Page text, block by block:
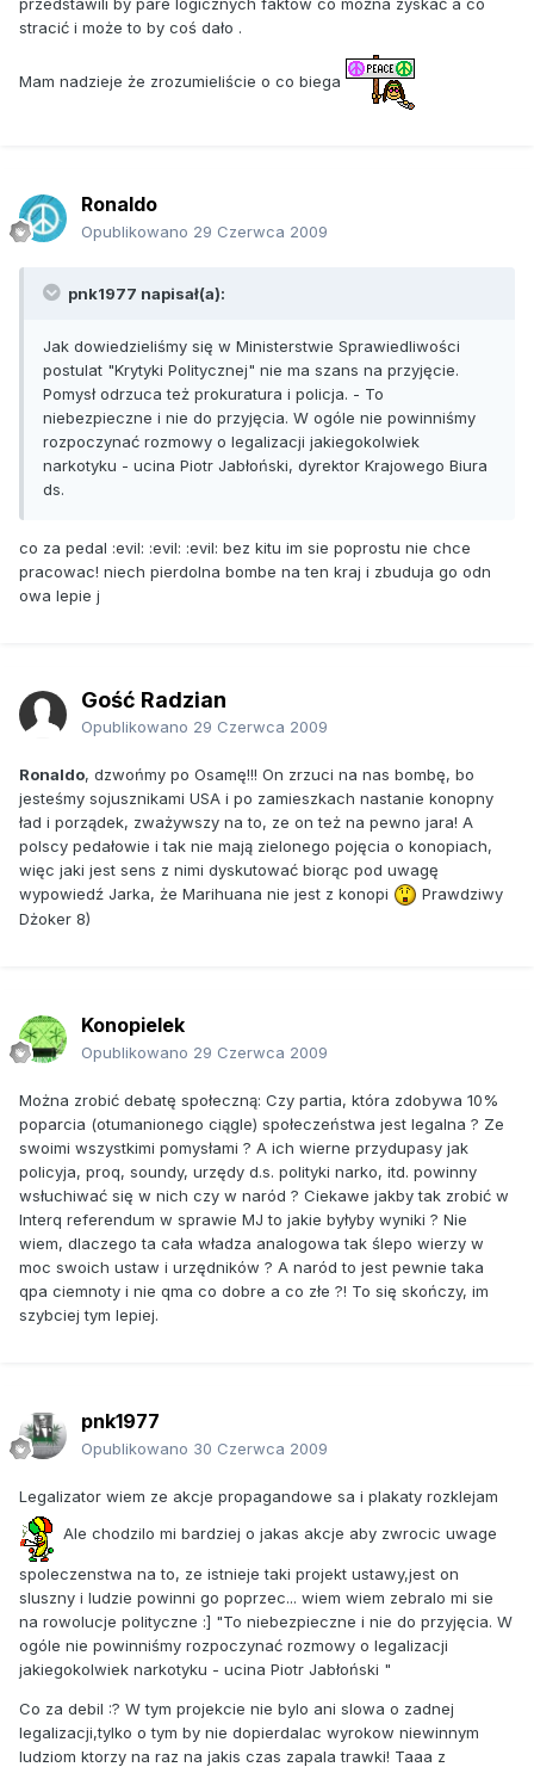
stracić i może to by coś dało .
Mam nadzieje że zrozumieliście o co biega
Ronaldo
Opublikowano 29 Czerwca 2009
pnk1977 napisał(a):
Jak dowiedzieliśmy się w Ministerstwie Sprawiedliwości
postulat "Krytyki Politycznej" nie ma szans na przyjęcie.
Pomysł odrzuca też prokuratura i policja. - To
niebezpieczne i nie do przyjęcia. W ogóle nie powinniśmy
rozpoczynać rozmowy o legalizacji jakiegokolwiek
narkotyku - ucina Piotr Jabłoński, dyrektor Krajowego Biura
ds.
co za pedal :evil: :evil: :evil: bez kitu im sie poprostu nie chce
pracowac! niech pierdolna bombe na ten kraj i zbuduja go odn
owa lepie j
Gość Radzian
Opublikowano 29 Czerwca 2009
Ronaldo, dzwońmy po Osamę!!! On zrzuci na nas bombę, bo
jesteśmy sojusznikami USA i po zamieszkach nastanie konopny
ład i porządek, zważywszy na to, ze on też na pewno jara! A
polscy pedałowie i tak nie mają zielonego pojęcia o konopiach,
więc jaki jest sens z nimi dyskutować biorąc pod uwagę
wypowiedź Jarka, że Marihuana nie jest z konopi
Prawdziwy
Dżoker 8)
Konopielek
Opublikowano 29 Czerwca 2009
Można zrobić debatę społeczną: Czy partia, która zdobywa 10%
poparcia (otumanionego ciągle) społeczeństwa jest legalna ? Ze
swoimi wszystkimi pomysłami ? A ich wierne przydupasy jak
policyja, proq, soundy, urzędy d.s. polityki narko, itd. powinny
wsłuchiwać się w nich czy w naród ? Ciekawe jakby tak zrobić w
Interq referendum w sprawie MJ to jakie byłyby wyniki ? Nie
wiem, dlaczego ta cała władza analogowa tak ślepo wierzy w
moc swoich ustaw i urzędników ? A naród to jest pewnie taka
qpa ciemnoty i nie qma co dobre a co złe ?! To się skończy, im
szybciej tym lepiej.
pnk1977
Opublikowano 30 Czerwca 2009
Legalizator wiem ze akcje propagandowe sa i plakaty rozklejam
Ale chodzilo mi bardziej o jakas akcje aby zwrocic uwage
spoleczenstwa na to, ze istnieje taki projekt ustawy,jest on
sluszny i ludzie powinni go poprzec... wiem wiem zebralo mi sie
na rowolucje polityczne :] "To niebezpieczne i nie do przyjęcia. W
ogóle nie powinniśmy rozpoczynać rozmowy o legalizacji
jakiegokolwiek narkotyku - ucina Piotr Jabłoński "
Co za debil :? W tym projekcie nie bylo ani slowa o zadnej
legalizacji,tylko o tym by nie dopierdalac wyrokow niewinnym
ludziom ktorzy na raz na jakis czas zapala trawki! Taaa z